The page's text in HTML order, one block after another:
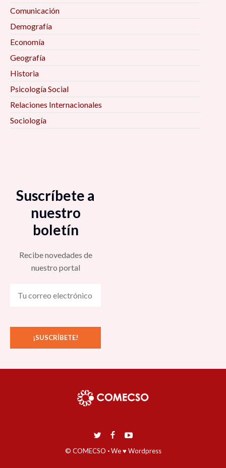
Comunicación
Demografía
Economía
Geografía
Historia
Psicología Social
Relaciones Internacionales
Sociología
Suscríbete a
nuestro
boletín
Recibe novedades de
nuestro portal
© COMECSO ·We ♥ Wordpress